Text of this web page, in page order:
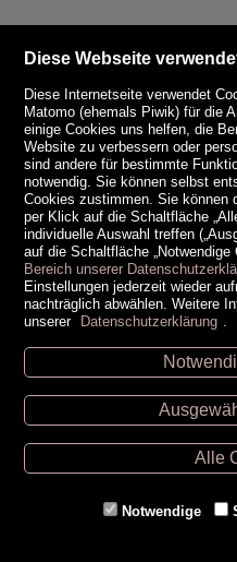
Unsere
Retz -
Hollabrunn
Gmünd -
Diese Webseite
Diese Internetseite verwendet
Matomo (ehemals Piwik) für die
einige Cookies uns helfen, die
Website zu verbessern oder
sind andere für bestimmte
notwendig. Sie können selbst
Cookies zustimmen. Sie können
per Klick auf die Schaltfläche
individuelle Auswahl treffen
auf die Schaltfläche „Notwendige
Bereich unserer
Einstellungen jederzeit wieder
nachträglich abwählen. Weitere
unserer Datenschutzerklärung
Alle
Notwendige